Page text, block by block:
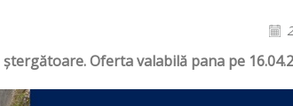
Oferta valabilă pana pe